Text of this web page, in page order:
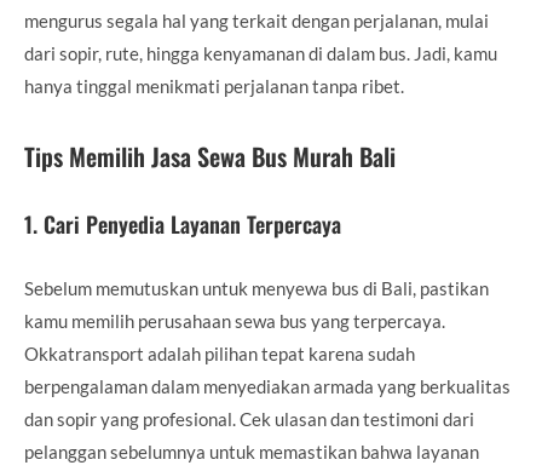
mengurus segala hal yang terkait dengan perjalanan, mulai
dari sopir, rute, hingga kenyamanan di dalam bus. Jadi, kamu
hanya tinggal menikmati perjalanan tanpa ribet.
Tips Memilih Jasa Sewa Bus Murah Bali
1.Cari Penyedia Layanan Terpercaya
Sebelum memutuskan untuk menyewa bus di Bali, pastikan
kamu memilih perusahaan sewa bus yang terpercaya.
Okkatransport adalah pilihan tepat karena sudah
berpengalaman dalam menyediakan armada yang berkualitas
dan sopir yang profesional. Cek ulasan dan testimoni dari
pelanggan sebelumnya untuk memastikan bahwa layanan